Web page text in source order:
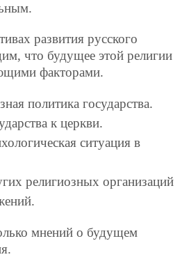
развития русского
что будущее этой религии
факторами.
политика государства.
к церкви.
ситуация в
религиозных организаций
мнений о будущем